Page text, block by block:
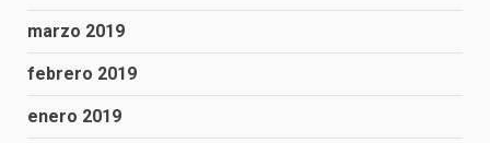
marzo 2019
febrero 2019
enero 2019